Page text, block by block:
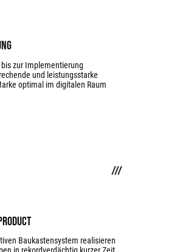
///
zur Implementierung
und leistungsstarke
optimal im digitalen Raum
Baukastensystem realisieren